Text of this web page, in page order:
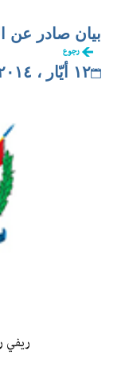
بيان صادر عن
رجوع
١٢ أيّار ، ٢٠١٤
ريفي